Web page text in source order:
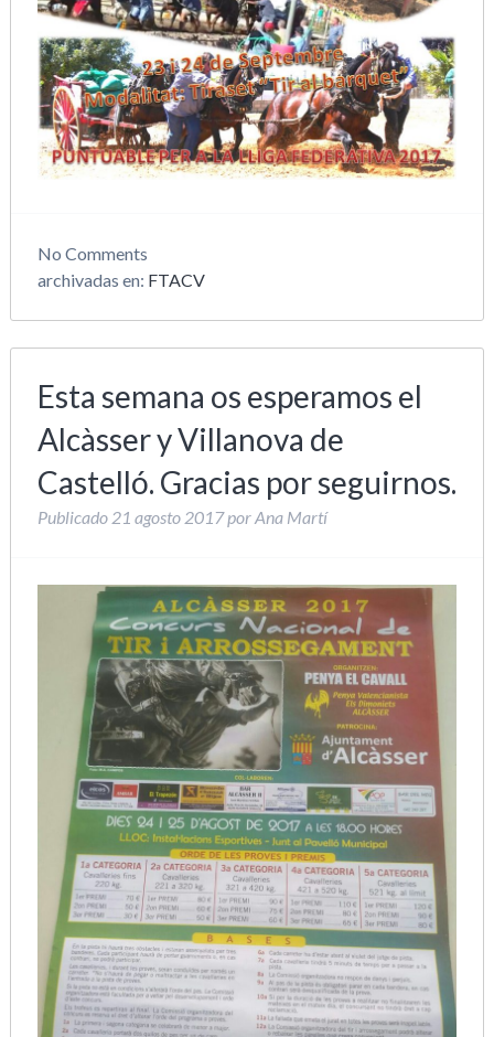
No Comments
archivadas en: FTACV
Esta semana os esperamos el
Alcàsser y Villanova de
Castelló. Gracias por seguirnos.
Publicado 21 agosto 2017 por Ana Martí